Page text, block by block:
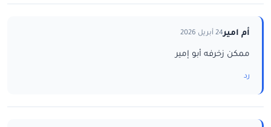
أم امير24 أبريل 2026
ممكن زخرفه أبو إمير
رد